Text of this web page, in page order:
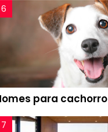
para cachorro